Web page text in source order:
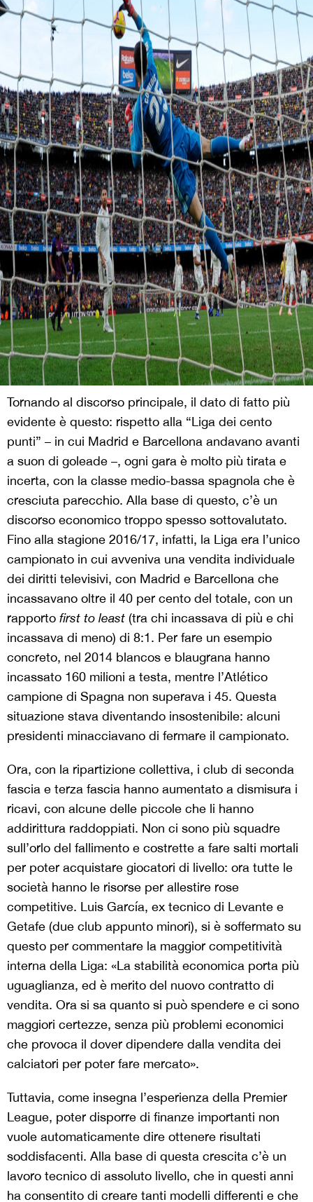
Tornando al discorso principale, il dato di fatto più
evidente è questo: rispetto alla “Liga dei cento
punti” – in cui Madrid e Barcellona andavano avanti
a suon di goleade –, ogni gara è molto più tirata e
incerta, con la classe medio-bassa spagnola che è
cresciuta parecchio. Alla base di questo, c’è un
discorso economico troppo spesso sottovalutato.
Fino alla stagione 2016/17, infatti, la Liga era l’unico
campionato in cui avveniva una vendita individuale
dei diritti televisivi, con Madrid e Barcellona che
incassavano oltre il 40 per cento del totale, con un
rapporto first to least (tra chi incassava di più e chi
incassava di meno) di 8:1. Per fare un esempio
concreto, nel 2014 blancos e blaugrana hanno
incassato 160 milioni a testa, mentre l’Atlético
campione di Spagna non superava i 45. Questa
situazione stava diventando insostenibile: alcuni
presidenti minacciavano di fermare il campionato.
Ora, con la ripartizione collettiva, i club di seconda
fascia e terza fascia hanno aumentato a dismisura i
ricavi, con alcune delle piccole che li hanno
addirittura raddoppiati. Non ci sono più squadre
sull’orlo del fallimento e costrette a fare salti mortali
per poter acquistare giocatori di livello: ora tutte le
società hanno le risorse per allestire rose
competitive. Luis García, ex tecnico di Levante e
Getafe (due club appunto minori), si è soffermato su
questo per commentare la maggior competitività
interna della Liga: «La stabilità economica porta più
uguaglianza, ed è merito del nuovo contratto di
vendita. Ora si sa quanto si può spendere e ci sono
maggiori certezze, senza più problemi economici
che provoca il dover dipendere dalla vendita dei
calciatori per poter fare mercato».
Tuttavia, come insegna l’esperienza della Premier
League, poter disporre di finanze importanti non
vuole automaticamente dire ottenere risultati
soddisfacenti. Alla base di questa crescita c’è un
lavoro tecnico di assoluto livello, che in questi anni
ha consentito di creare tanti modelli differenti e che